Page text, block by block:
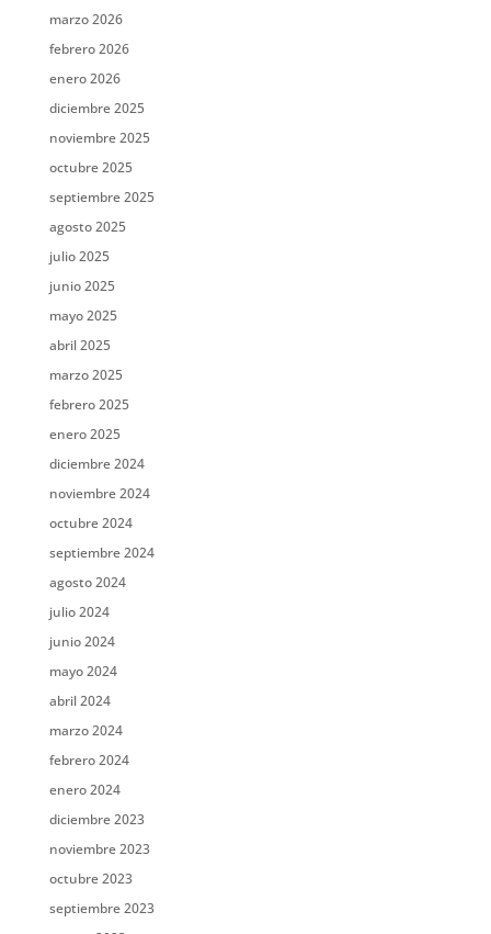
marzo 2026
febrero 2026
enero 2026
diciembre 2025
noviembre 2025
octubre 2025
septiembre 2025
agosto 2025
julio 2025
junio 2025
mayo 2025
abril 2025
marzo 2025
febrero 2025
enero 2025
diciembre 2024
noviembre 2024
octubre 2024
septiembre 2024
agosto 2024
julio 2024
junio 2024
mayo 2024
abril 2024
marzo 2024
febrero 2024
enero 2024
diciembre 2023
noviembre 2023
octubre 2023
septiembre 2023